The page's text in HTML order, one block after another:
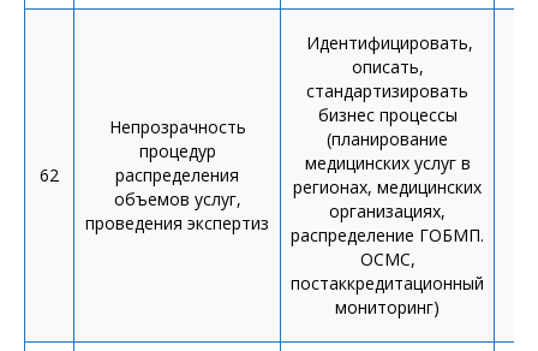
62
Непрозрачность
процедур
распределения
объемов услуг,
проведения экспертиз
Идентифицировать,
описать,
стандартизировать
бизнес процессы
(планирование
медицинских услуг в
регионах, медицинских
организациях,
распределение ГОБМП.
ОСМС,
постаккредитационный
мониторинг)